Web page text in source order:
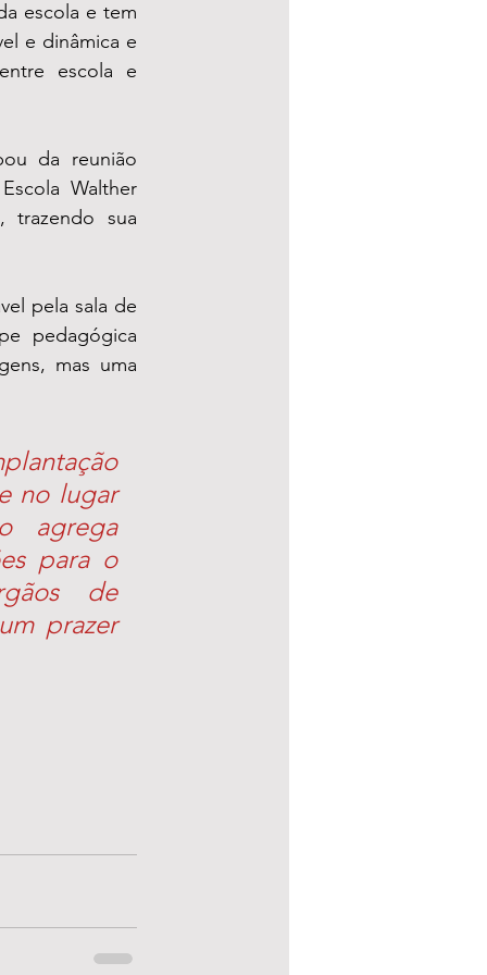
escola e tem
e dinâmica e
escola e
da reunião
Walther
trazendo sua
pela sala de
pedagógica
mas uma
no lugar
agrega
para o
de
prazer